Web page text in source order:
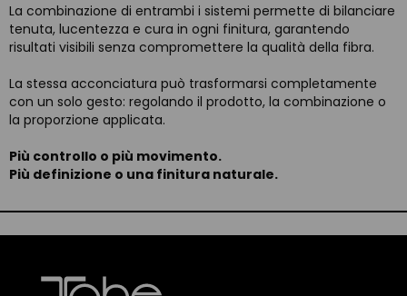
La combinazione di entrambi i sistemi permette di bilanciare
tenuta, lucentezza e cura in ogni finitura, garantendo
risultati visibili senza compromettere la qualità della fibra.
La stessa acconciatura può trasformarsi completamente
con un solo gesto: regolando il prodotto, la combinazione o
la proporzione applicata.
Più controllo o più movimento.
Più definizione o una finitura naturale.